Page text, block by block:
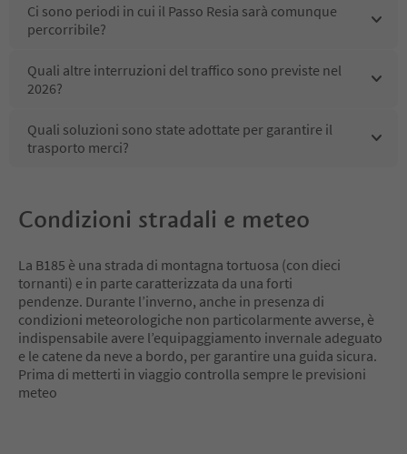
Ci sono periodi in cui il Passo Resia sarà comunque
percorribile?
Quali altre interruzioni del traffico sono previste nel
2026?
Quali soluzioni sono state adottate per garantire il
trasporto merci?
Condizioni stradali e meteo
La B185 è una strada di montagna tortuosa (con dieci
tornanti) e in parte caratterizzata da una forti
pendenze. Durante l’inverno, anche in presenza di
condizioni meteorologiche non particolarmente avverse, è
indispensabile avere l’equipaggiamento invernale adeguato
e le catene da neve a bordo, per garantire una guida sicura.
Prima di metterti in viaggio controlla sempre le previsioni
meteo